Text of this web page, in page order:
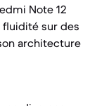
Note 12
sur des
architecture